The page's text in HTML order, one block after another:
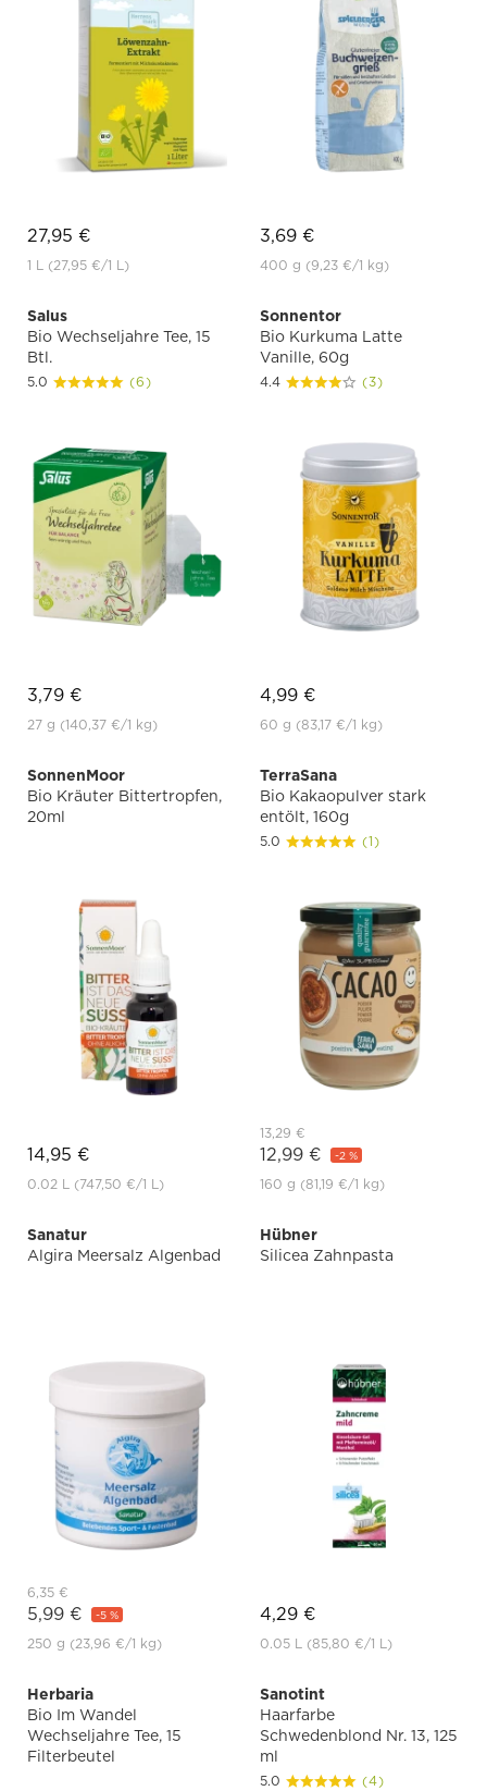
27,95 €
1 L (27,95 €/1 L)
3,69 €
400 g (9,23 €/1 kg)
Salus
Bio Wechseljahre Tee, 15
Btl.
5.0 (6)
3,79 €
27 g (140,37 €/1 kg)
Sonnentor
Bio Kurkuma Latte
Vanille, 60g
4.4 (3)
4,99 €
60 g (83,17 €/1 kg)
SonnenMoor
Bio Kräuter Bittertropfen,
20ml
14,95 €
0.02 L (747,50 €/1 L)
TerraSana
Bio Kakaopulver stark
entölt, 160g
5.0 (1)
13,29 €
12,99 € -2 %
160 g (81,19 €/1 kg)
Sanatur
Algira Meersalz Algenbad
6,35 €
5,99 € -5 %
250 g (23,96 €/1 kg)
Hübner
Silicea Zahnpasta
4,29 €
0.05 L (85,80 €/1 L)
Herbaria
Bio Im Wandel
Wechseljahre Tee, 15
Filterbeutel
Sanotint
Haarfarbe
Schwedenblond Nr. 13, 125
ml
5.0 (4)